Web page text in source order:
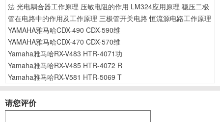
法 光电耦合器工作原理 压敏电阻的作用 LM324应用原理 稳压二极
管在电路中的作用及工作原理 三极管开关电路 恒流源电路工作原理
YAMAHA雅马哈CDX-490 CDX-590维
YAMAHA雅马哈CDX-470 CDX-570维
Yamaha雅马哈RX-V483 HTR-4071功
Yamaha雅马哈RX-V485 HTR-4072 R
Yamaha雅马哈RX-V581 HTR-5069 T
请您评价